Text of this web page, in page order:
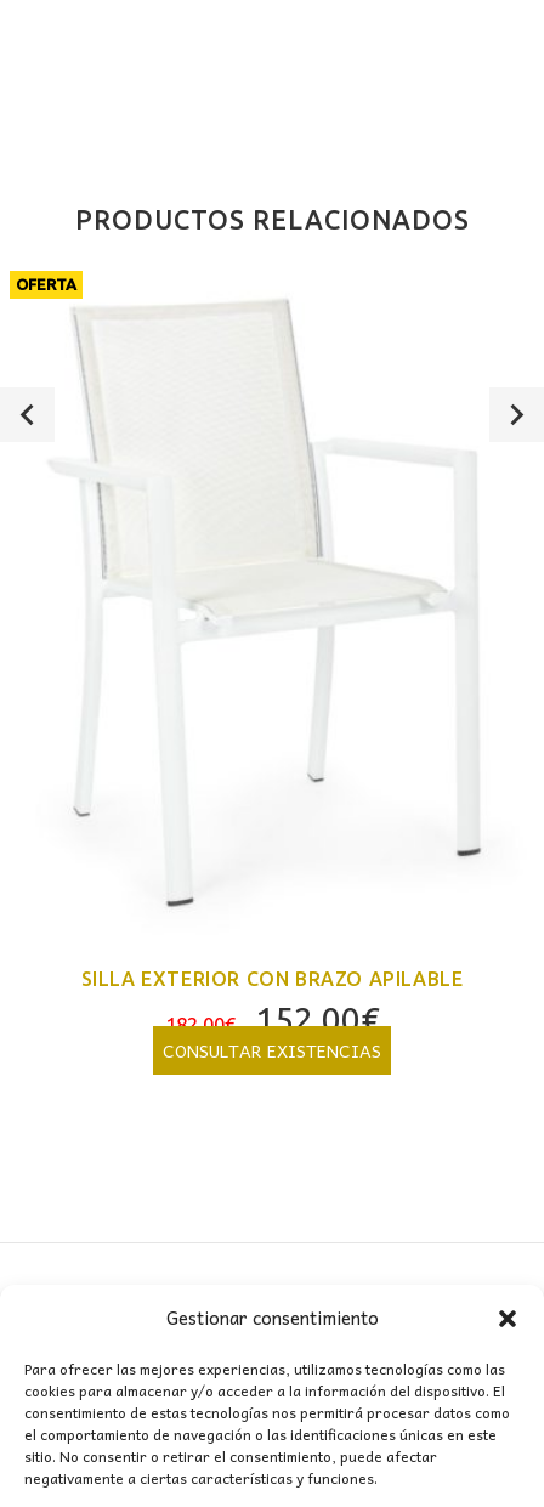
Gestionar consentimiento
Para ofrecer las mejores experiencias, utilizamos tecnologías como las
cookies para almacenar y/o acceder a la información del dispositivo. El
consentimiento de estas tecnologías nos permitirá procesar datos como
el comportamiento de navegación o las identificaciones únicas en este
sitio. No consentir o retirar el consentimiento, puede afectar
negativamente a ciertas características y funciones.
PRODUCTOS RELACIONADOS
OFERTA
SILLA EXTERIOR CON BRAZO APILABLE
182,00€
El
precio
original
152,00€El
precio
actual
CONSULTAR EXISTENCIAS
MI CUENTA
INFORMACIÓN